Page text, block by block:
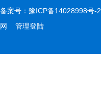
备案号： 豫ICP备14028998号-2
网
管理登陆